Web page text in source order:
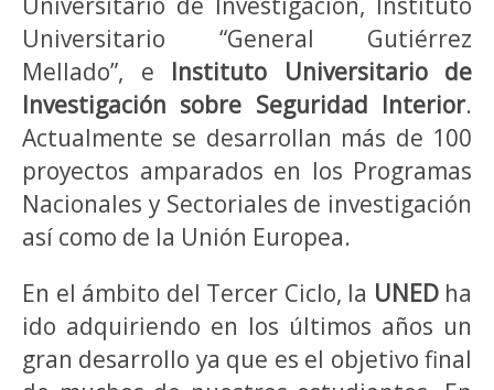
Universitario “General Gutiérrez
Mellado”, e Instituto Universitario de
Investigación sobre Seguridad Interior.
Actualmente se desarrollan más de 100
proyectos amparados en los Programas
Nacionales y Sectoriales de investigación
así como de la Unión Europea.
En el ámbito del Tercer Ciclo, la UNEDha
ido adquiriendo en los últimos años un
gran desarrollo ya que es el objetivo final